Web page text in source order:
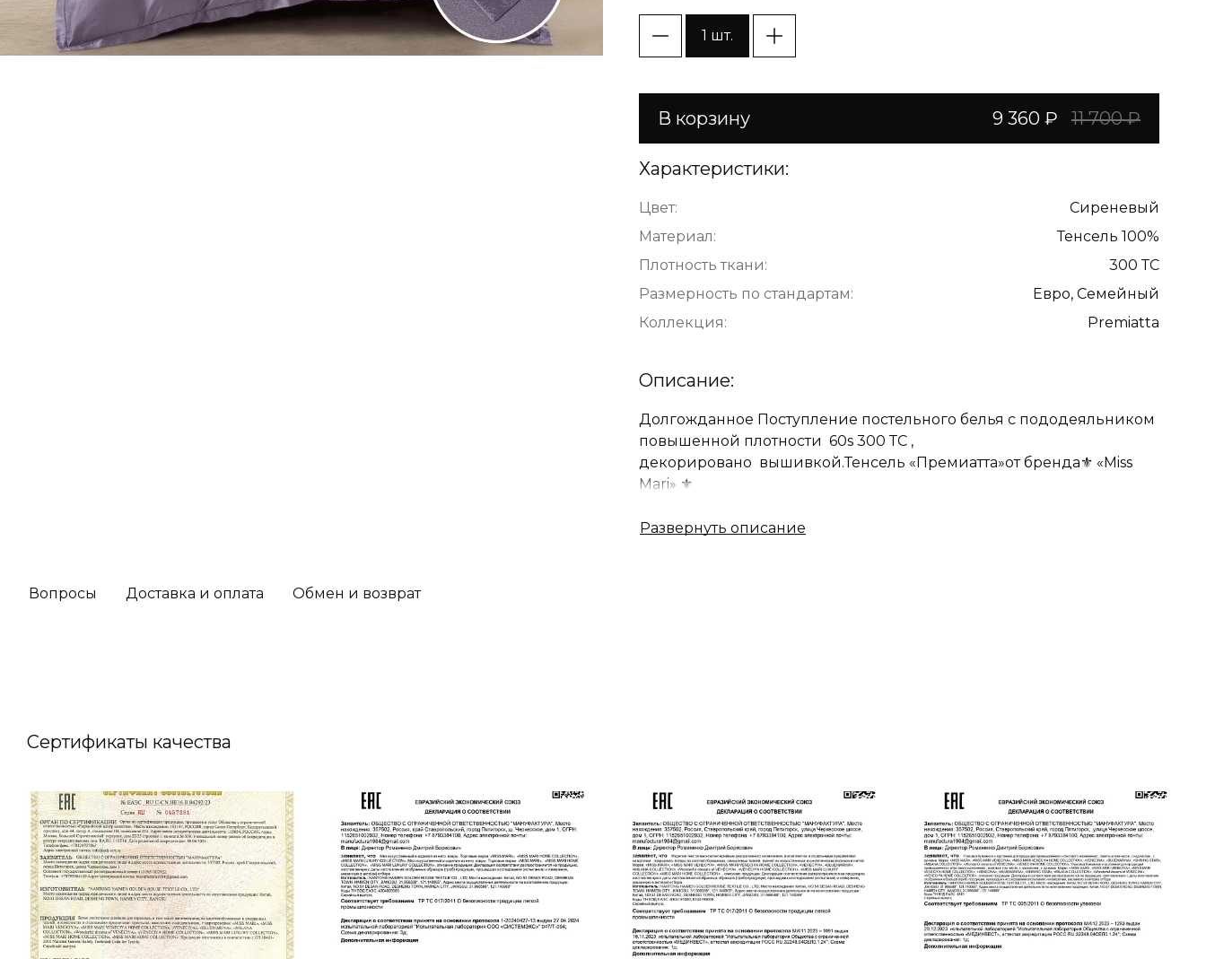
1 шт.
В корзину 9 360 ₽ 11 700 ₽
Характеристики:
Цвет:
Сиреневый
Материал:
Тенсель 100%
Плотность ткани:
300 ТС
Размерность по стандартам:
Евро, Семейный
Коллекция:
Premiatta
Описание:
Долгожданное Поступление постельного белья с пододеяльником
повышенной плотности 60s 300 ТС ,
декорировано вышивкой.Тенсель «Премиатта»от бренда⚜️ «Miss
Mari» ⚜️
⚜️ Тенсель - экологичная и антибактериальная ткань, обладает
Вопросы Доставка и оплата Обмен и возврат
Сертификаты качества